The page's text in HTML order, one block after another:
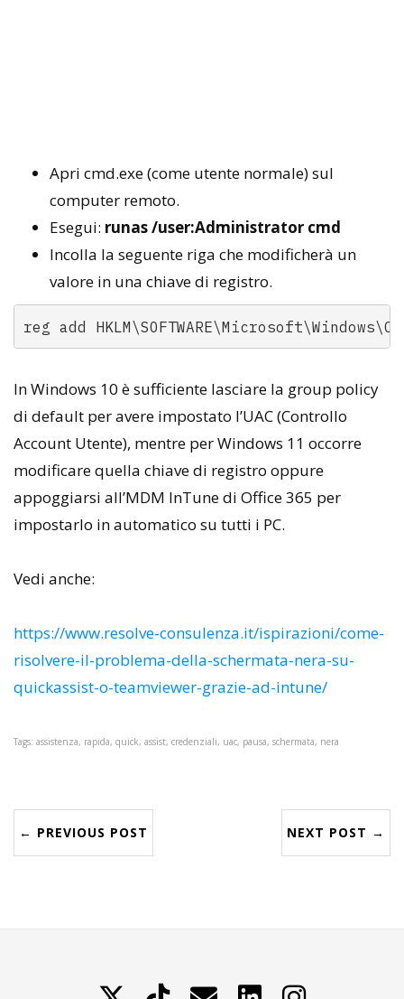
Apri cmd.exe (come utente normale) sul
computer remoto.
Esegui: runas /user:Administrator cmd
Incolla la seguente riga che modificherà un
valore in una chiave di registro.
In Windows 10 è sufficiente lasciare la group policy
di default per avere impostato l’UAC (Controllo
Account Utente), mentre per Windows 11 occorre
modificare quella chiave di registro oppure
appoggiarsi all’MDM InTune di Office 365 per
impostarlo in automatico su tutti i PC.
Vedi anche:
https://www.resolve-consulenza.it/ispirazioni/come-
risolvere-il-problema-della-schermata-nera-su-
quickassist-o-teamviewer-grazie-ad-intune/
Tags: assistenza, rapida, quick, assist, credenziali, uac, pausa, schermata, nera
← PREVIOUS POST NEXT POST →
TikTok Contattami LinkedIn